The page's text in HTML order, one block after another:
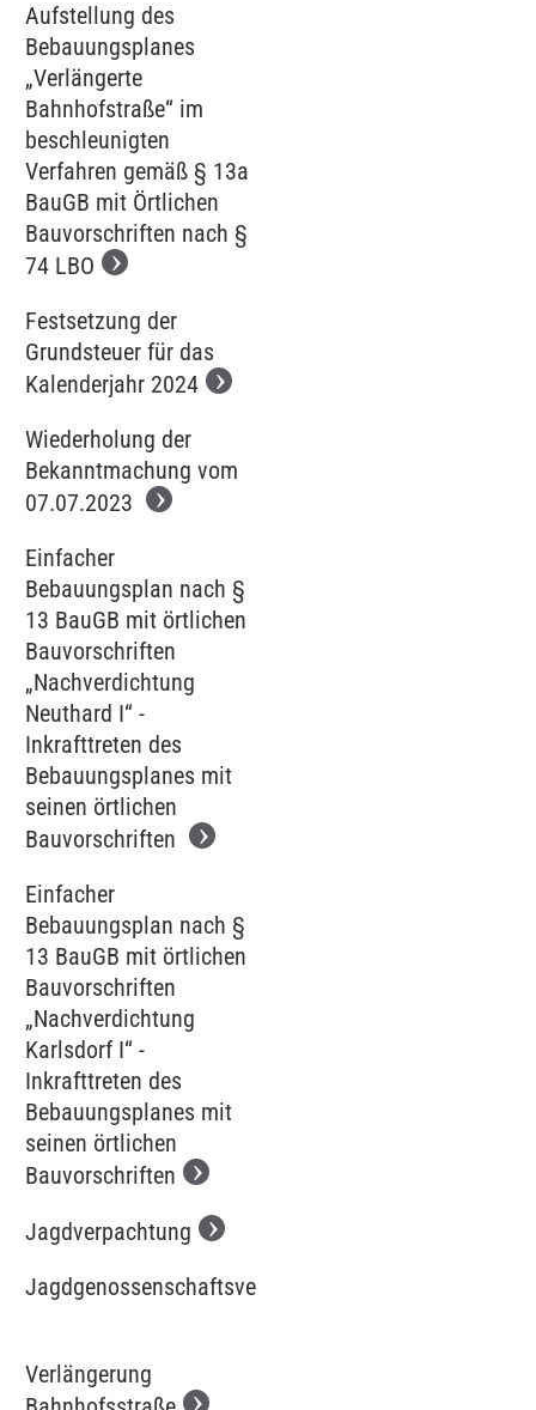
Aufstellung des
Bebauungsplanes
„Verlängerte
Bahnhofstraße“ im
beschleunigten
Verfahren gemäß § 13a
BauGB mit Örtlichen
Bauvorschriften nach §
74 LBO
Festsetzung der
Grundsteuer für das
Kalenderjahr 2024
Wiederholung der
Bekanntmachung vom
07.07.2023
Einfacher
Bebauungsplan nach §
13 BauGB mit örtlichen
Bauvorschriften
„Nachverdichtung
Neuthard I“ -
Inkrafttreten des
Bebauungsplanes mit
seinen örtlichen
Bauvorschriften
Einfacher
Bebauungsplan nach §
13 BauGB mit örtlichen
Bauvorschriften
„Nachverdichtung
Karlsdorf I“ -
Inkrafttreten des
Bebauungsplanes mit
seinen örtlichen
Bauvorschriften
Jagdverpachtung
Jagdgenossenschaftsversammlung
Verlängerung